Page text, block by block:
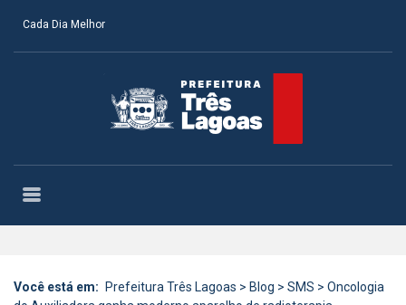
Cada Dia Melhor
Você está em: Prefeitura Três Lagoas > Blog > SMS > Oncologia